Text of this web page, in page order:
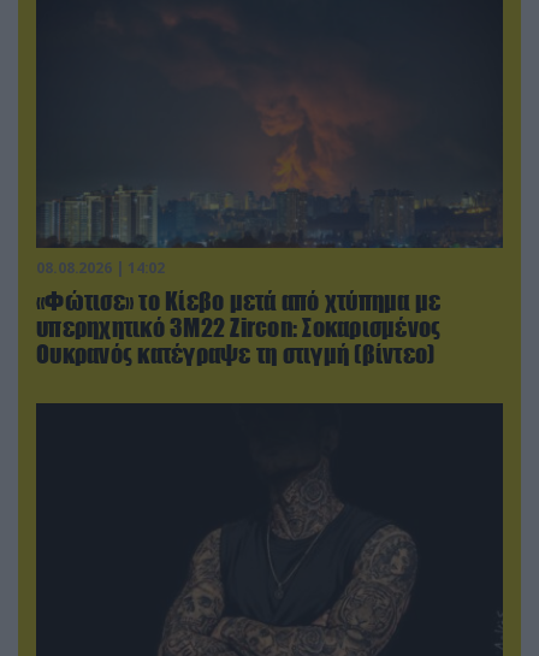
08.08.2026 | 14:02
«Φώτισε» το Κίεβο μετά από χτύπημα με
υπερηχητικό 3M22 Zircon: Σοκαρισμένος
Ουκρανός κατέγραψε τη στιγμή (βίντεο)